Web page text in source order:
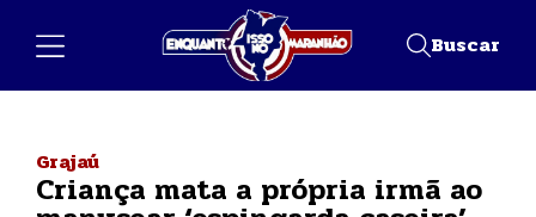
Buscar
Grajaú
Criança mata a própria irmã ao